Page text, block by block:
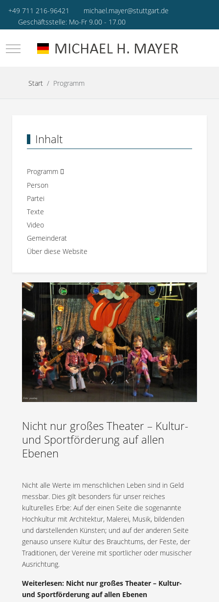
+49 711 216-96421
michael.mayer@stuttgart.de
Geschäftsstelle: Mo-Fr 9.00 - 17.00
Mobile Menu Toggle
Start Programm
Inhalt
Programm
Person
Partei
Texte
Video
Gemeinderat
Über diese Website
Nicht nur großes Theater – Kultur-
und Sportförderung auf allen
Ebenen
Nicht alle Werte im menschlichen Leben sind in Geld
messbar. Dies gilt besonders für unser reiches
kulturelles Erbe: Auf der einen Seite die sogenannte
Hochkultur mit Architektur, Malerei, Musik, bildenden
und darstellenden Künsten; und auf der anderen Seite
genauso unsere Kultur des Brauchtums, der Feste, der
Traditionen, der Vereine mit sportlicher oder musischer
Ausrichtung.
Weiterlesen: Nicht nur großes Theater – Kultur-
und Sportförderung auf allen Ebenen